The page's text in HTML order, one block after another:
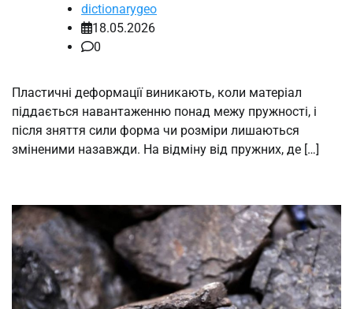
dictionarygeo
18.05.2026
0
Пластичні деформації виникають, коли матеріал
піддається навантаженню понад межу пружності, і
після зняття сили форма чи розміри лишаються
зміненими назавжди. На відміну від пружних, де […]